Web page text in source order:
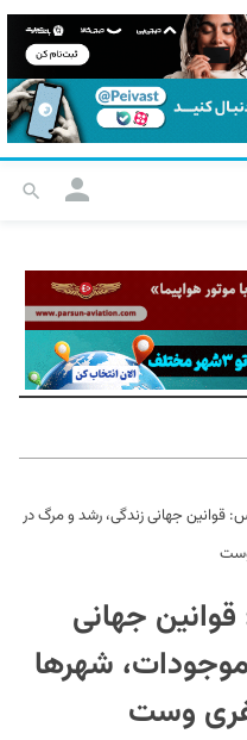
قوانین جهانی زندگی، رشد و مرگ در
جهانی
شهرها
وست